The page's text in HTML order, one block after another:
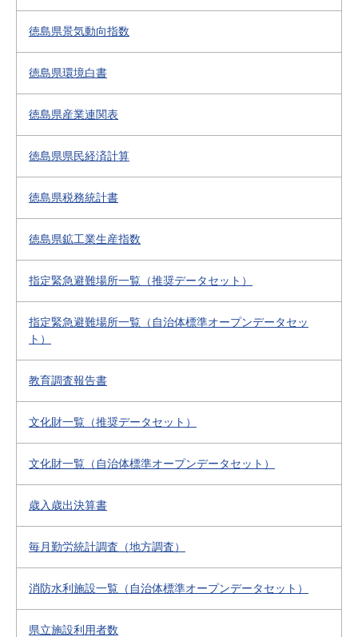
徳島県景気動向指数
徳島県環境白書
徳島県産業連関表
徳島県県民経済計算
徳島県税務統計書
徳島県鉱工業生産指数
指定緊急避難場所一覧（推奨データセット）
指定緊急避難場所一覧（自治体標準オープンデータセッ
ト）
教育調査報告書
文化財一覧（推奨データセット）
文化財一覧（自治体標準オープンデータセット）
歳入歳出決算書
毎月勤労統計調査（地方調査）
消防水利施設一覧（自治体標準オープンデータセット）
県立施設利用者数